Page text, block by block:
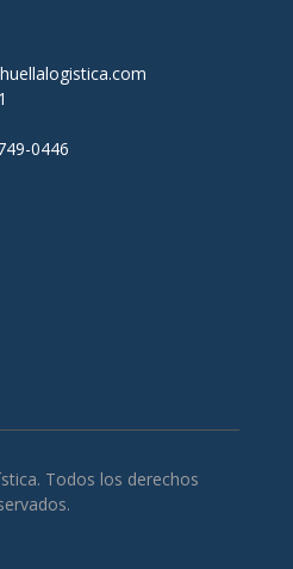
0446
Todos los derechos